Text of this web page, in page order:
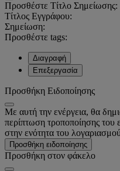
Προσθέστε Τίτλο Σημείωσης:
Τίτλος Εγγράφου:
Σημείωση:
Προσθέστε tags:
Διαγραφή
Επεξεργασία
Προσθήκη Ειδοποίησης
Με αυτή την ενέργεια, θα
περίπτωση τροποποίησης του
στην ενότητα του
Προσθήκη ειδοποίησης
Προσθήκη στον φάκελο